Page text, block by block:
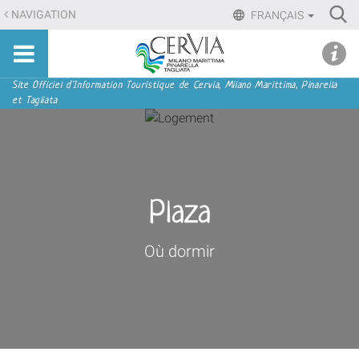
Aller
au
contenu.
Aller
à
FRANÇAIS
NAVIGATION
Sito
turistico
ufficiale
Cervia,
Tagliata
Navigation
Site Officiel d'Information Touristique de Cervia, Milano Marittima, Pinarella
et Tagliata
Plaza
Où dormir
menu